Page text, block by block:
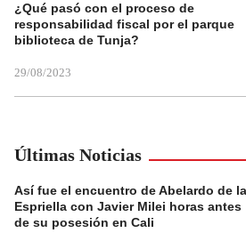
¿Qué pasó con el proceso de
responsabilidad fiscal por el parque
biblioteca de Tunja?
29/08/2023
Últimas Noticias
Así fue el encuentro de Abelardo de la
Espriella con Javier Milei horas antes
de su posesión en Cali